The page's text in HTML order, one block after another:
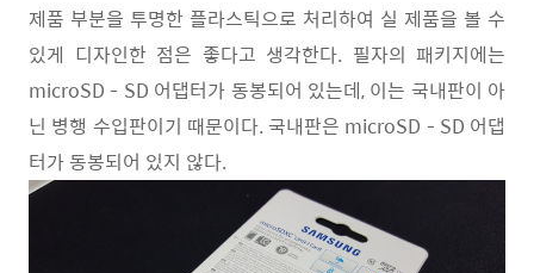
제품 부분을 투명한 플라스틱으로 처리하여 실 제품을 볼 수
있게 디자인한 점은 좋다고 생각한다. 필자의 패키지에는
microSD - SD 어댑터가 동봉되어 있는데, 이는 국내판이 아
닌 병행 수입판이기 때문이다. 국내판은 microSD - SD 어댑
터가 동봉되어 있지 않다.